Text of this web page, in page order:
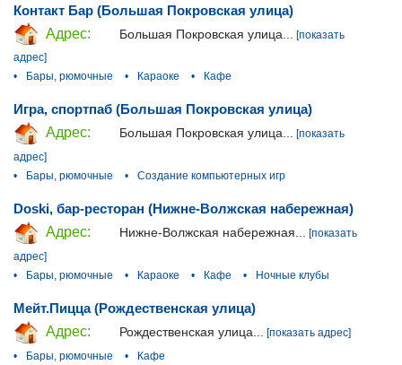
Контакт Бар (Большая Покровская улица)
Адрес:
Большая Покровская улица...
[показать
адрес]
•
Бары, рюмочные • Караоке • Кафе
Игра, спортпаб (Большая Покровская улица)
Адрес:
Большая Покровская улица... [показать
адрес]
•
Бары, рюмочные • Создание компьютерных игр
Doski, бар-ресторан (Нижне-Волжская набережная)
Адрес:
Нижне-Волжская набережная...
[показать
адрес]
•
Бары, рюмочные • Караоке • Кафе • Ночные клубы
Мейт.Пицца (Рождественская улица)
Адрес:
Рождественская улица...
[показать адрес]
•
Бары, рюмочные •
Кафе